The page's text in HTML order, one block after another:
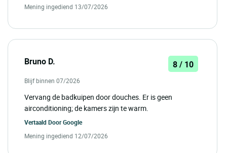
Mening ingediend 13/07/2026
Bruno D. 8 / 10
Blijf binnen 07/2026
Vervang de badkuipen door douches. Er is geen
airconditioning; de kamers zijn te warm.
Vertaald DoorGoogle
Mening ingediend 12/07/2026